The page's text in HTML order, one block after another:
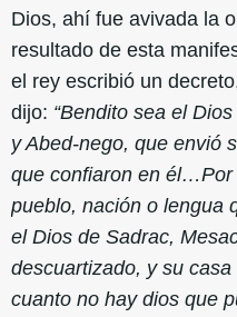
Dios, ahí fue avivada la
resultado de esta
el rey escribió un
dijo: “Bendito sea el
y Abed-nego, que envió
que confiaron en él…Por
pueblo, nación o lengua
el Dios de Sadrac,
descuartizado, y su
cuanto no hay dios que